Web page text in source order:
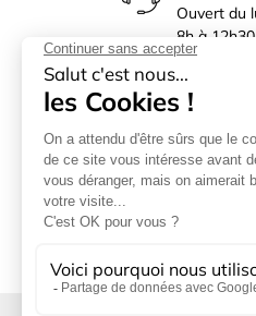
Ouvert du
8h à
(17h30 le
Rue du
85170 Le